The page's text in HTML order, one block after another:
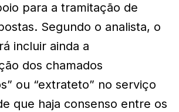
para a tramitação de
Segundo o analista, o
incluir ainda a
dos chamados
ou “extrateto” no serviço
que haja consenso entre os